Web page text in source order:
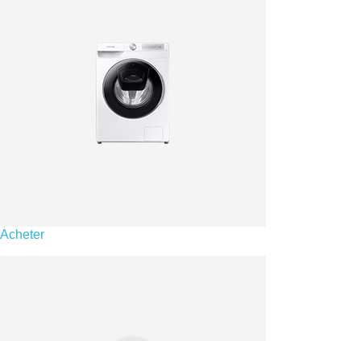
Acheter